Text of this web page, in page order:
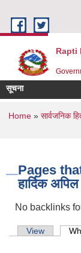
Rapti
सूचना
You are
Home » सार्वजनिक
Pages that
हार्दिक
No backlinks
Primary
View